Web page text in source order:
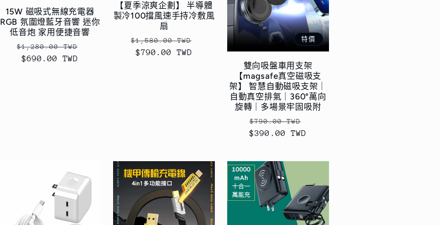
15W 磁吸式無線充電器
RGB 氛圍燈藍牙音響 迷你
低音炮 家用便捷音響
定
價
$1,280.00 TWD
$690.00 TWD
【夏季涼爽企劃】 半導體
製冷100擋風速手持冷敷風
扇
定
價
$1,580.00 TWD
$790.00 TWD
特價
雙向吸盤車用支架
【magsafe真空磁吸支
架】 智慧自動磁吸支架｜
自動真空排氣｜360°萬向
旋轉｜多場景牢固吸附
定
價
$790.00 TWD
$390.00 TWD